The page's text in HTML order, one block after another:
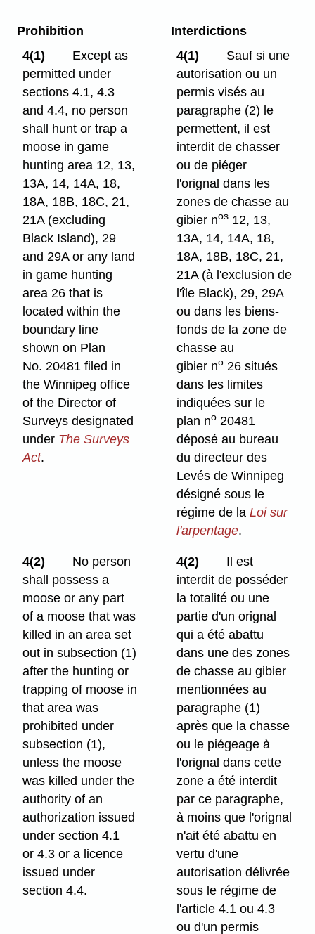
Prohibition
4(1)
Except as
permitted under
sections 4.1, 4.3
and 4.4, no person
shall hunt or trap a
moose in game
hunting area 12, 13,
13A, 14, 14A, 18,
18A, 18B, 18C, 21,
21A (excluding
Black Island), 29
and 29A or any land
in game hunting
area 26 that is
located within the
boundary line
shown on Plan
No. 20481 filed in
the Winnipeg office
of the Director of
Surveys designated
under The Surveys
Act.
Interdictions
4(1)
Sauf si une
autorisation ou un
permis visés au
paragraphe (2) le
permettent, il est
interdit de chasser
ou de piéger
l'orignal dans les
zones de chasse au
gibier nos 12, 13,
13A, 14, 14A, 18,
18A, 18B, 18C, 21,
21A (à l'exclusion de
l'île Black), 29, 29A
ou dans les biens-
fonds de la zone de
chasse au
gibier no 26 situés
dans les limites
indiquées sur le
plan no 20481
déposé au bureau
du directeur des
Levés de Winnipeg
désigné sous le
régime de laLoi sur
l'arpentage.
4(2)
No person
shall possess a
moose or any part
of a moose that was
killed in an area set
out in subsection (1)
after the hunting or
trapping of moose in
that area was
prohibited under
subsection (1),
unless the moose
was killed under the
authority of an
authorization issued
under section 4.1
or 4.3 or a licence
issued under
section 4.4.
4(2)
Il est
interdit de posséder
la totalité ou une
partie d'un orignal
qui a été abattu
dans une des zones
de chasse au gibier
mentionnées au
paragraphe (1)
après que la chasse
ou le piégeage à
l'orignal dans cette
zone a été interdit
par ce paragraphe,
à moins que l'orignal
n'ait été abattu en
vertu d'une
autorisation délivrée
sous le régime de
l'article 4.1 ou 4.3
ou d'un permis